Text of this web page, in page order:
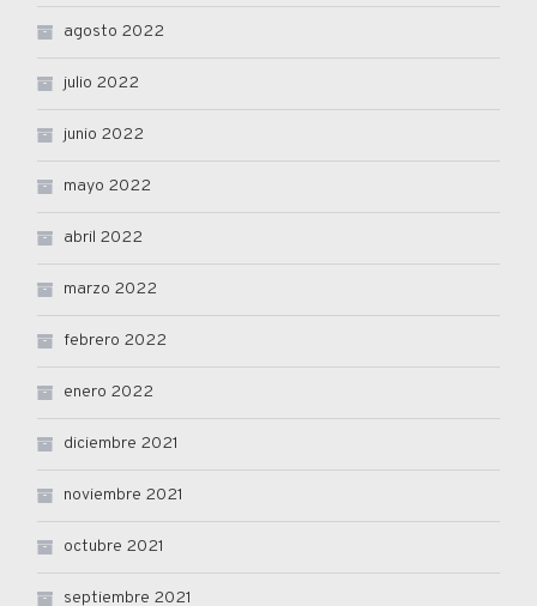
agosto 2022
julio 2022
junio 2022
mayo 2022
abril 2022
marzo 2022
febrero 2022
enero 2022
diciembre 2021
noviembre 2021
octubre 2021
septiembre 2021